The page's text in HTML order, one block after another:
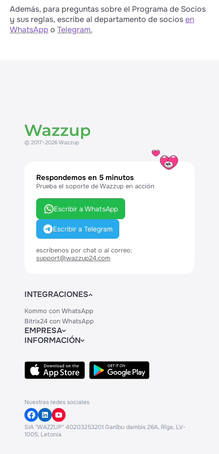
Además, para preguntas sobre el Programa de Socios
y sus reglas, escribe al departamento de sociosen
WhatsApp o Telegram.
© 2017–2026 Wazzup
Respondemos en 5 minutos
Prueba el soporte de Wazzup en acción
Escribir a WhatsApp
Escribir a Telegram
escríbenos por chat o al correo:
support@wazzup24.com
INTEGRACIONES
Kommo con WhatsApp
Bitrix24 con WhatsApp
EMPRESA
Contactos
INFORMACIÓN
API
Centro de Ayuda
Nuestras redes sociales
SIA "WAZZUP" 40203253201 Ganību dambis 26A, Rīga, LV-
1005, Letonia